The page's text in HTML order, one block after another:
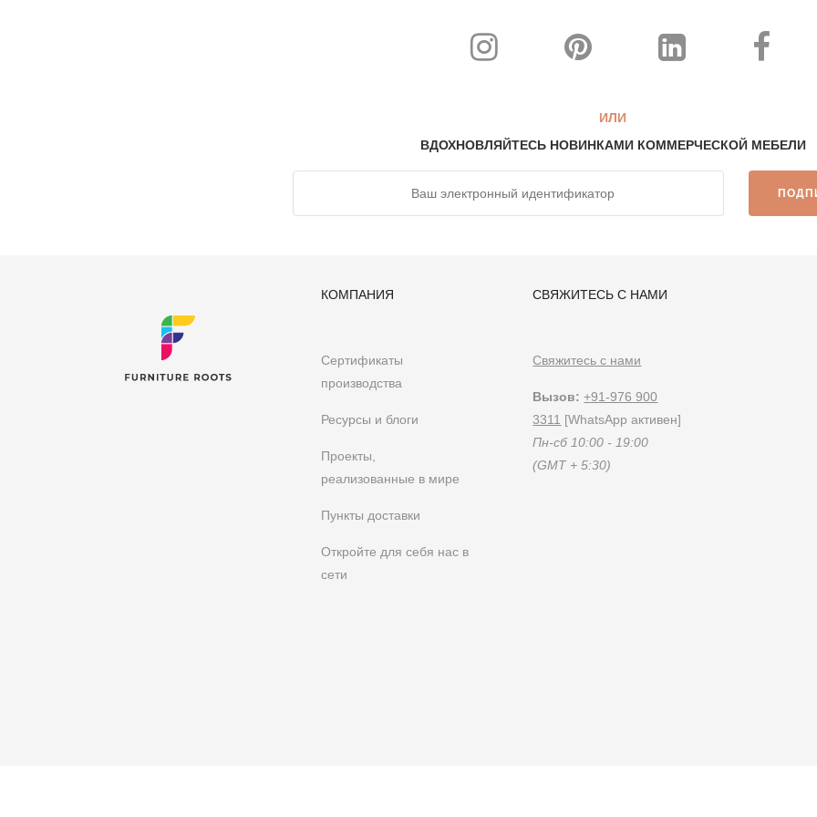
чем 2200 эксклюзивных дизайнов мебели ручной работы, изготовленных на заказ. Проверь ихВот.
FurnitureRoots
Мебель для библиотек, клубов и школ
Другие требования к мебели B2B
ИЛИ
ВДОХНОВЛЯЙТЕСЬ НОВИНКАМИ КОММЕРЧЕСКОЙ МЕБЕЛИ
КОМПАНИЯ
Сертификаты
производства
Ресурсы и блоги
Проекты,
реализованные в мире
Пункты доставки
Откройте для себя нас в
сети
СВЯЖИТЕСЬ С НАМИ
Свяжитесь с нами
Вызов: +91-976 900
3311 [WhatsApp активен]
Пн-сб 10:00 - 19:00
(GMT + 5:30)